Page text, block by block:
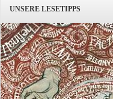
UNSERE LESETIPPS